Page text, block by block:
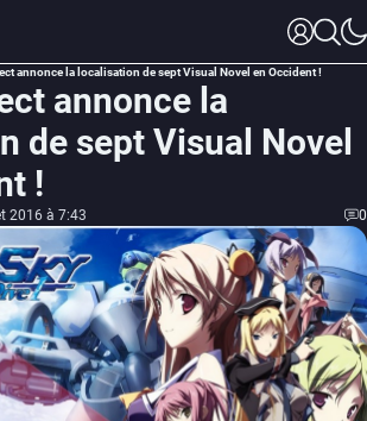
annonce la localisation de sept Visual Novel en Occident !
annonce la
de sept Visual Novel
!
2016 à 7:43 0